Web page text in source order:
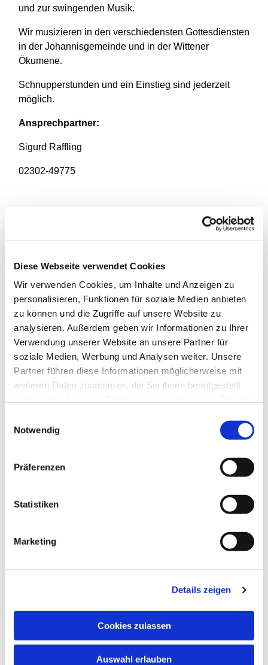
Diese Webseite verwendet Cookies
Wir verwenden Cookies, um Inhalte und Anzeigen zu
personalisieren, Funktionen für soziale Medien anbieten
zu können und die Zugriffe auf unsere Website zu
analysieren. Außerdem geben wir Informationen zu Ihrer
Verwendung unserer Website an unsere Partner für
soziale Medien, Werbung und Analysen weiter. Unsere
Partner führen diese Informationen möglicherweise mit
weiteren Daten zusammen, die Sie ihnen bereitgestellt
Notwendig
Präferenzen
Statistiken
Marketing
Details zeigen
Cookies zulassen
Auswahl erlauben
und zur swingenden Musik.
Wir musizieren in den verschiedensten Gottesdiensten
in der Johannisgemeinde und in der Wittener
Ökumene.
Schnupperstunden und ein Einstieg sind jederzeit
möglich.
Ansprechpartner:
Sigurd Raffling
02302-49775